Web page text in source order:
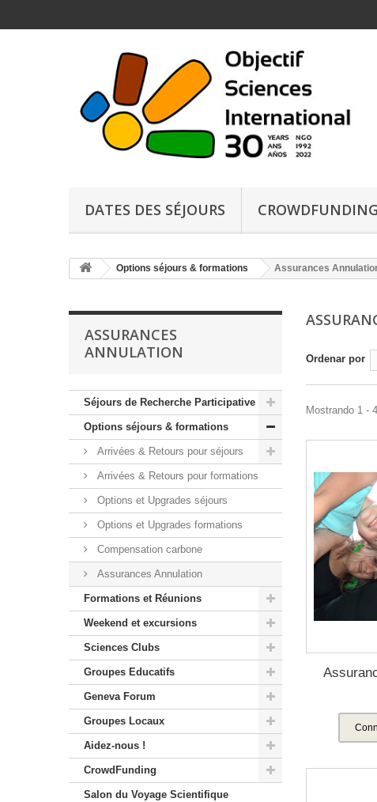
DATES DES SÉJOURS CROWDFUNDING
Options séjours & formations Assurances
ASSURANCES
ANNULATION
Séjours de Recherche Participative
Options séjours & formations
Arrivées & Retours pour séjours
Arrivées & Retours pour formations
Options et Upgrades séjours
Options et Upgrades formations
Compensation carbone
Assurances Annulation
Formations et Réunions
Weekend et excursions
Sciences Clubs
Groupes Educatifs
Geneva Forum
Groupes Locaux
Aidez-nous !
CrowdFunding
Salon du Voyage Scientifique
Ordenar por
Mostrando 1 -